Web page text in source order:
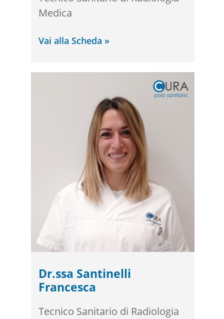
Medica
Vai alla Scheda »
Dr.ssa Santinelli
Francesca
Tecnico Sanitario di Radiologia